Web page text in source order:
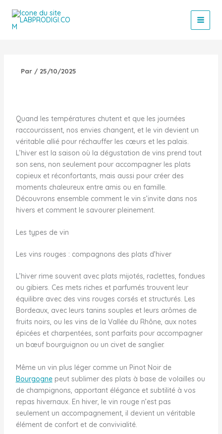
contenu
Par / 25/10/2025
Quand les températures chutent et que les journées
raccourcissent, nos envies changent, et le vin devient un
véritable allié pour réchauffer les cœurs et les palais.
L’hiver est la saison où la dégustation de vins prend tout
son sens, non seulement pour accompagner les plats
copieux et réconfortants, mais aussi pour créer des
moments chaleureux entre amis ou en famille.
Découvrons ensemble comment le vin s’invite dans nos
hivers et comment le savourer pleinement.
Les types de vin
Les vins rouges : compagnons des plats d’hiver
L’hiver rime souvent avec plats mijotés, raclettes, fondues
ou gibiers. Ces mets riches et parfumés trouvent leur
équilibre avec des vins rouges corsés et structurés. Les
Bordeaux, avec leurs tanins souples et leurs arômes de
fruits noirs, ou les vins de la Vallée du Rhône, aux notes
épicées et charpentées, sont parfaits pour accompagner
un bœuf bourguignon ou un civet de sanglier.
Même un vin plus léger comme un Pinot Noir de
Bourgognepeut sublimer des plats à base de volailles ou
de champignons, apportant élégance et subtilité à vos
repas hivernaux. En hiver, le vin rouge n’est pas
seulement un accompagnement, il devient un véritable
élément de confort et de convivialité.